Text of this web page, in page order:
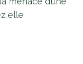
elle